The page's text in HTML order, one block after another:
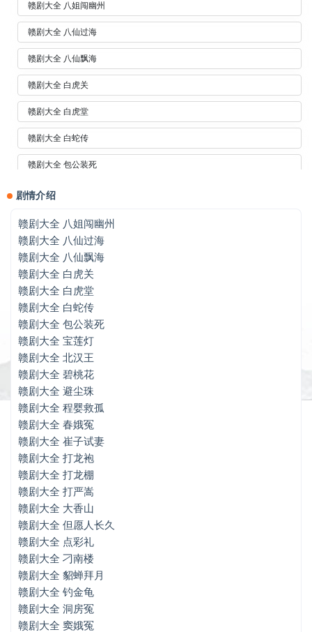
赣剧大全 八姐闯幽州
赣剧大全 八仙过海
赣剧大全 八仙飘海
赣剧大全 白虎关
赣剧大全 白虎堂
赣剧大全 白蛇传
赣剧大全 包公装死
赣剧大全 宝莲灯
赣剧大全 北汉王
赣剧大全 碧桃花
赣剧大全 避尘珠
赣剧大全 程婴救孤
赣剧大全 春娥冤
赣剧大全 打龙袍
赣剧大全 打龙棚
赣剧大全 打严嵩
赣剧大全 大香山
赣剧大全 但愿人长久
赣剧大全 点彩礼
赣剧大全 刁南楼
赣剧大全 貂蝉拜月
赣剧大全 钓金龟
赣剧大全 洞房冤
剧情介绍
赣剧大全 八姐闯幽州
赣剧大全 八仙过海
赣剧大全 八仙飘海
赣剧大全 白虎关
赣剧大全 白虎堂
赣剧大全 白蛇传
赣剧大全 包公装死
赣剧大全 宝莲灯
赣剧大全 北汉王
赣剧大全 碧桃花
赣剧大全 避尘珠
赣剧大全 程婴救孤
赣剧大全 春娥冤
赣剧大全 崔子试妻
赣剧大全 打龙袍
赣剧大全 打龙棚
赣剧大全 打严嵩
赣剧大全 大香山
赣剧大全 但愿人长久
赣剧大全 点彩礼
赣剧大全 刁南楼
赣剧大全 貂蝉拜月
赣剧大全 钓金龟
赣剧大全 洞房冤
赣剧大全 窦娥冤